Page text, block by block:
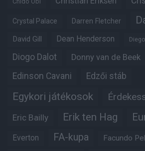
Crystal Palace Darren Fletcher
David Gill Dean Henderson
Diogo Dalot Donny van de Beek
Edinson Cavani Edzői stáb
Egykori játékosok
Eric Bailly Erik ten Hag
Everton FA-kupa Facundo